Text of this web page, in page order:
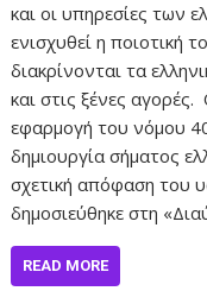
και οι υπηρεσίες των
ενισχυθεί η ποιοτική
διακρίνονται τα
και στις ξένες
εφαρμογή του νόμου
δημιουργία σήματος
σχετική απόφαση του
δημοσιεύθηκε στη
READ MORE